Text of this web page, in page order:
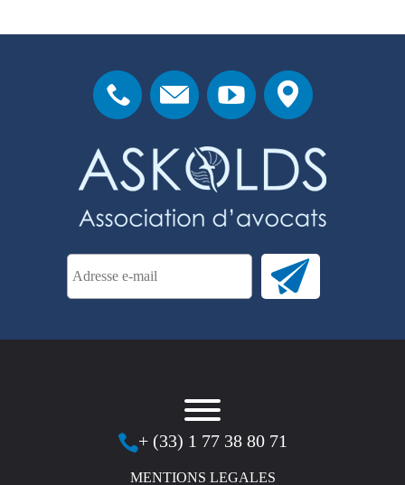
+ (33) 1 77 38 80 71
MENTIONS LEGALES